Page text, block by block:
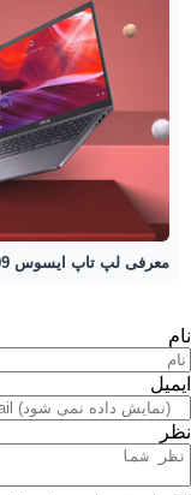
معرفی لپ تاپ ایسوس Asus X509
نام
ایمیل
نظر